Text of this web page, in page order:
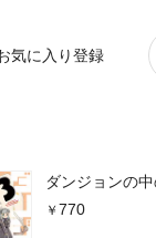
気に入り登録
ダンジョンの
770